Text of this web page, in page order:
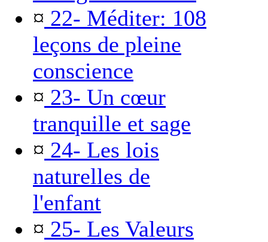
¤ 22- Méditer: 108
leçons de pleine
conscience
¤ 23- Un cœur
tranquille et sage
¤ 24- Les lois
naturelles de
l'enfant
¤ 25- Les Valeurs